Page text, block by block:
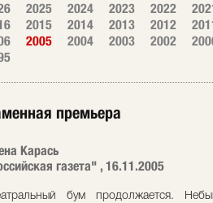
2025 2024 2023 2022
2015 2014 2013 2012
2005 2004 2003 2002
премьера
Карась
газета" , 16.11.2005
бум продолжается.